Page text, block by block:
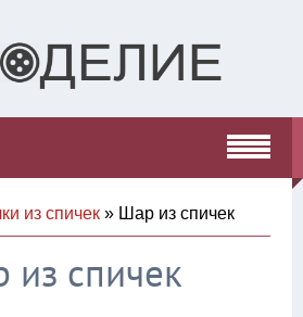
из спичек » Шар из спичек
из спичек